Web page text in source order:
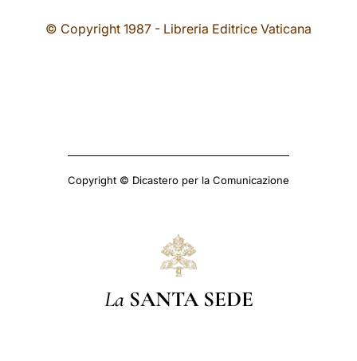
© Copyright 1987 - Libreria Editrice Vaticana
Copyright © Dicastero per la Comunicazione
La SANTA SEDE